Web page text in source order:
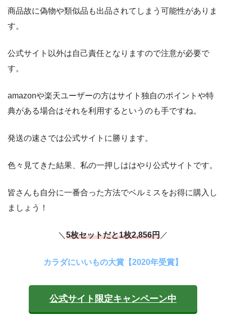
商品故に偽物や類似品も出品されてしまう可能性がありま
す。
公式サイト以外は自己責任となりますので注意が必要で
す。
amazonや楽天ユーザーの方はサイト独自のポイントや特
典がある場合はそれを利用するというのも手ですね。
発送の速さでは公式サイトに勝ります。
色々見てきた結果、私の一押しははやり公式サイトです。
皆さんも自分に一番合った方法でベルミスをお得に購入し
ましょう！
＼ 5枚セットだと1枚2,856円 ／
カラダにいいもの大賞【2020年受賞】
公式サイト限定キャンペーン中